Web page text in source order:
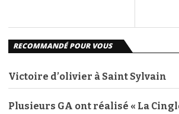
RECOMMANDÉ POUR VOUS
Victoire d’olivier à Saint Sylvain
Plusieurs GA ont réalisé « La